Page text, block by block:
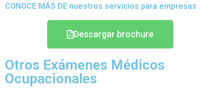
CONOCE MÁS DE nuestros servicios para empresas
Descargar brochure
Otros Exámenes Médicos
Ocupacionales